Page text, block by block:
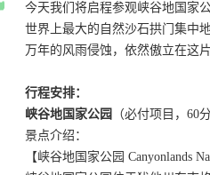
今天我们将启程参观峡谷地国家
世界上最大的自然沙石拱门集中
万年的风雨侵蚀，依然傲立在这
行程安排：
峡谷地国家公园
（必付项目，60
景点介绍：
【峡谷地国家公园 Canyonlands